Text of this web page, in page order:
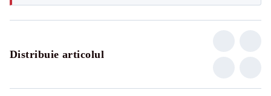
Distribuie articolul